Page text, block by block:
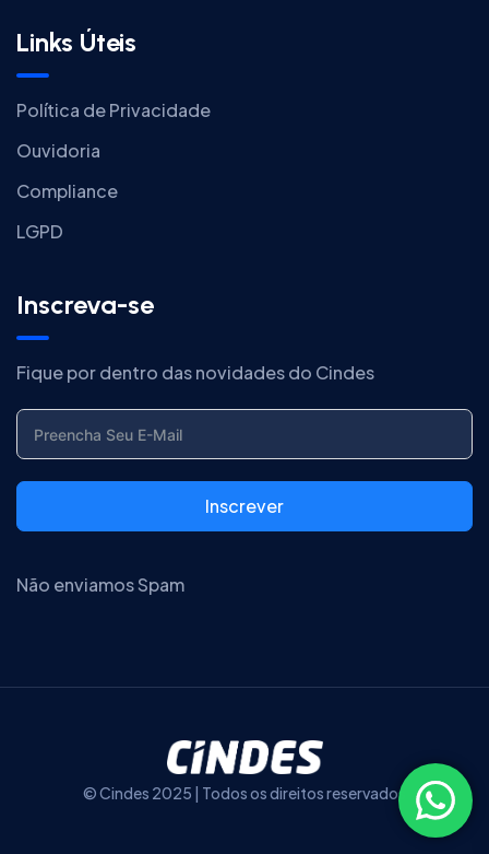
Links Úteis
Política de Privacidade
Ouvidoria
Compliance
LGPD
Inscreva-se
Fique por dentro das novidades do Cindes
Inscrever
Não enviamos Spam
© Cindes 2025 | Todos os direitos reservados